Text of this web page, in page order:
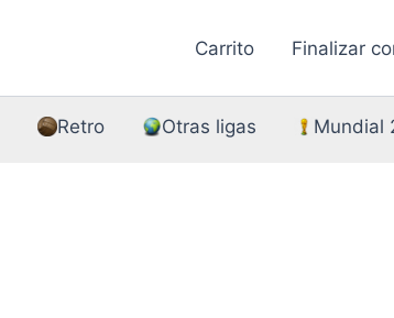
Carrito Finalizar
Retro Otras ligas Mundial